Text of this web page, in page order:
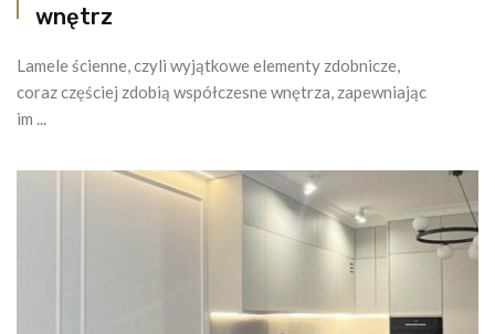
wnętrz
Lamele ścienne, czyli wyjątkowe elementy zdobnicze,
coraz częściej zdobią współczesne wnętrza, zapewniając
im ...